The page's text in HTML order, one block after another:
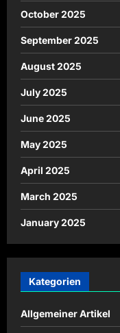
October 2025
September 2025
August 2025
July 2025
June 2025
May 2025
April 2025
March 2025
January 2025
Kategorien
Allgemeiner Artikel